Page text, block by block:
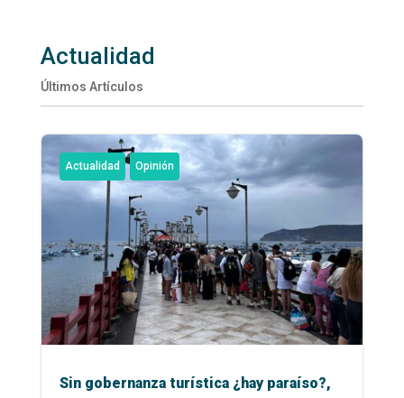
Actualidad
Últimos Artículos
Actualidad Opinión
Sin gobernanza turística ¿hay paraíso?,